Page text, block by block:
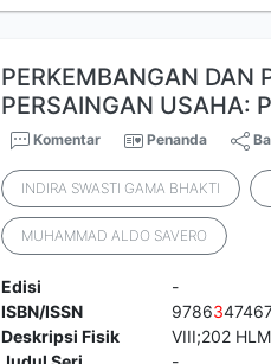
PERKEMBANGAN DAN
PERSAINGAN USAHA:
Komentar Penanda
INDIRA SWASTI GAMA BHAKTI
MUHAMMAD ALDO SAVERO
Edisi
-
ISBN/ISSN
97863
Deskripsi Fisik
VIII;202